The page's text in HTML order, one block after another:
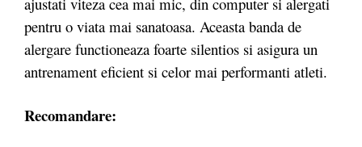
pentru o viata mai sanatoasa. Aceasta banda de
alergare functioneaza foarte silentios si asigura un
antrenament eficient si celor mai performanti atleti.
Recomandare: